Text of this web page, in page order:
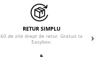
RETUR SIMPLU
60 de zile drept de retur. Gratuit la
Easybox.